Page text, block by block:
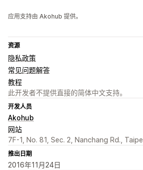
应用支持由 Akohub 提供。
资源
隐私政策
常见问题解答
教程
此开发者不提供直接的简体中文支持。
开发人员
Akohub
网站
7F-1, No. 81, Sec. 2, Nanchang Rd.,
推出日期
2016年11月24日